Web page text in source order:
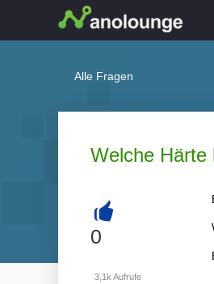
Alle Fragen
Welche Härte
+
0
3,1k Aufrufe